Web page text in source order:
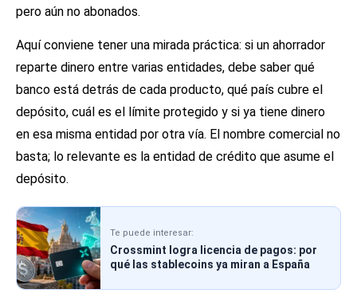
pero aún no abonados.
Aquí conviene tener una mirada práctica: si un ahorrador
reparte dinero entre varias entidades, debe saber qué
banco está detrás de cada producto, qué país cubre el
depósito, cuál es el límite protegido y si ya tiene dinero
en esa misma entidad por otra vía. El nombre comercial no
basta; lo relevante es la entidad de crédito que asume el
depósito.
Te puede interesar:
Crossmint logra licencia de pagos: por
qué las stablecoins ya miran a España